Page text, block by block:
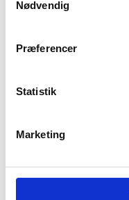
Nødvendig
Præferencer
Statistik
Marketing
JEPPE ApS
virksomheden.
CHRISTENSEN